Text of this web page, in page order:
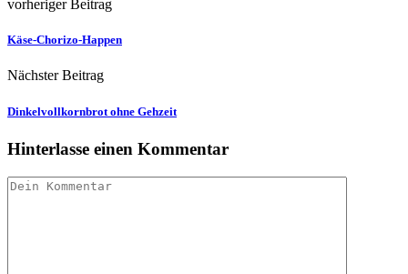
vorheriger Beitrag
Käse-Chorizo-Happen
Nächster Beitrag
Dinkelvollkornbrot ohne Gehzeit
Hinterlasse einen Kommentar